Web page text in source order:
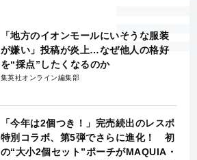
「地方のイオンモールにいそうな服装
が嫌い」投稿が炎上…なぜ他人の格好
を“採点”したくなるのか
集英社オンライン編集部
「今年は2個つき！」完売続出のレスポ
特別コラボ、第5弾でさらに進化！ 初
の“大小2個セット”ポーチがMAQUIA・